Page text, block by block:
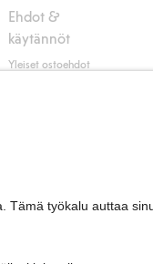
Ehdot &
käytännöt
Yleiset ostoehdot